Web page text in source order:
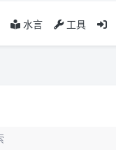
水言 工具